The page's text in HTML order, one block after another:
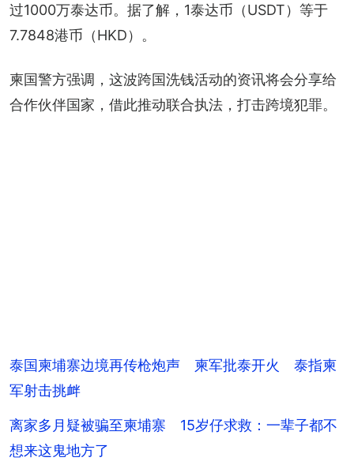
过1000万泰达币。据了解，1泰达币（USDT）等于
7.7848港币（HKD）。
柬国警方强调，这波跨国洗钱活动的资讯将会分享给
合作伙伴国家，借此推动联合执法，打击跨境犯罪。
泰国柬埔寨边境再传枪炮声 柬军批泰开火 泰指柬
军射击挑衅
离家多月疑被骗至柬埔寨 15岁仔求救：一辈子都不
想来这鬼地方了